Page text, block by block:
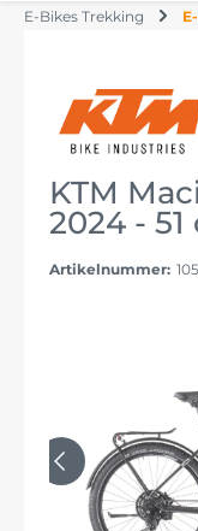
E-Bikes Trekking
KTM
2024 -
Artikelnummer: